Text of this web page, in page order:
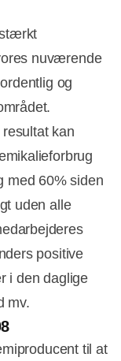
nuværende
og
kan
med 60% siden
uden alle
positive
i den daglige
mv.
til at